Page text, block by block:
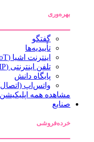
بهره‌وری
گفتگو
تأییدیه‌ها
اینترنت اشیا (IoT)
تلفن اینترنتی (VoIP)
پایگاه دانش
واتس‌اپ
مشاهده همه
صنایع
خرده‌فروشی